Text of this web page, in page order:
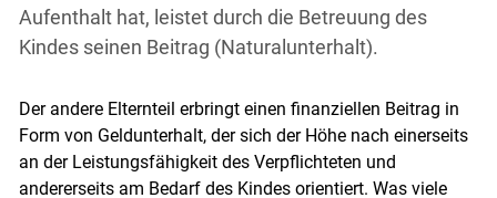
Aufenthalt hat, leistet durch die Betreuung des
Kindes seinen Beitrag (Naturalunterhalt).
Der andere Elternteil erbringt einen finanziellen Beitrag in
Form von Geldunterhalt, der sich der Höhe nach einerseits
an der Leistungsfähigkeit des Verpflichteten und
andererseits am Bedarf des Kindes orientiert. Was viele